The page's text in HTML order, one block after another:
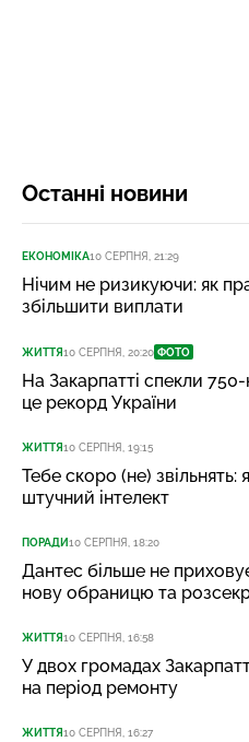
Останні новини
ЕКОНОМІКА10 СЕРПНЯ, 21:29
Нічим не ризикуючи: як
збільшити виплати
ЖИТТЯ10 СЕРПНЯ, 20:20 ФОТО
На Закарпатті спекли
це рекорд України
ЖИТТЯ10 СЕРПНЯ, 19:15
Тебе скоро (не) звільнять:
штучний інтелект
ПОРАДИ10 СЕРПНЯ, 18:20
Дантес більше не
нову обраницю та
ЖИТТЯ10 СЕРПНЯ, 16:58
У двох громадах
на період ремонту
ЖИТТЯ10 СЕРПНЯ, 16:27